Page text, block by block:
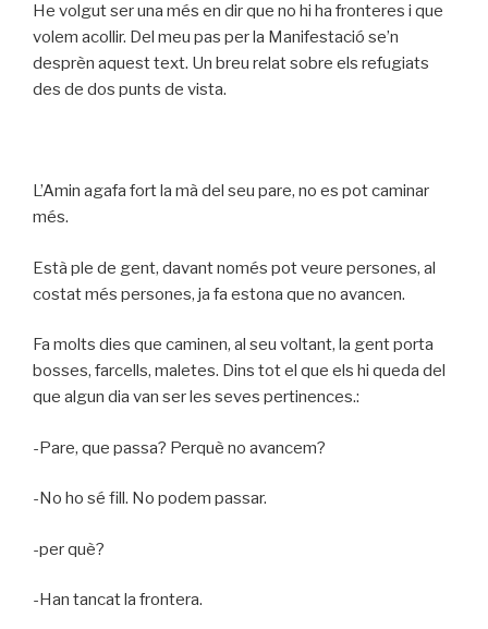
He volgut ser una més en dir que no hi ha fronteres i que
volem acollir. Del meu pas per la Manifestació se’n
desprèn aquest text. Un breu relat sobre els refugiats
des de dos punts de vista.
L’Amin agafa fort la mà del seu pare, no es pot caminar
més.
Està ple de gent, davant només pot veure persones, al
costat més persones, ja fa estona que no avancen.
Fa molts dies que caminen, al seu voltant, la gent porta
bosses, farcells, maletes. Dins tot el que els hi queda del
que algun dia van ser les seves pertinences.:
-Pare, que passa? Perquè no avancem?
-No ho sé fill. No podem passar.
-per què?
-Han tancat la frontera.